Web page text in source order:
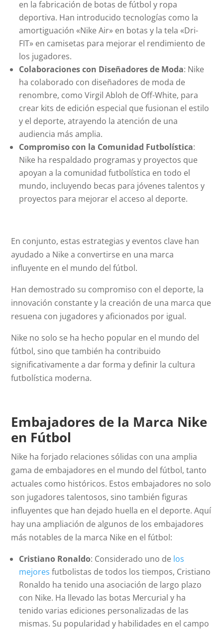
en la fabricación de botas de fútbol y ropa
deportiva. Han introducido tecnologías como la
amortiguación «Nike Air» en botas y la tela «Dri-
FIT» en camisetas para mejorar el rendimiento de
los jugadores.
Colaboraciones con Diseñadores de Moda: Nike
ha colaborado con diseñadores de moda de
renombre, como Virgil Abloh de Off-White, para
crear kits de edición especial que fusionan el estilo
y el deporte, atrayendo la atención de una
audiencia más amplia.
Compromiso con la Comunidad Futbolística:
Nike ha respaldado programas y proyectos que
apoyan a la comunidad futbolística en todo el
mundo, incluyendo becas para jóvenes talentos y
proyectos para mejorar el acceso al deporte.
En conjunto, estas estrategias y eventos clave han
ayudado a Nike a convertirse en una marca
influyente en el mundo del fútbol.
Han demostrado su compromiso con el deporte, la
innovación constante y la creación de una marca que
resuena con jugadores y aficionados por igual.
Nike no solo se ha hecho popular en el mundo del
fútbol, sino que también ha contribuido
significativamente a dar forma y definir la cultura
futbolística moderna.
Embajadores de la Marca Nike
en Fútbol
Nike ha forjado relaciones sólidas con una amplia
gama de embajadores en el mundo del fútbol, tanto
actuales como históricos. Estos embajadores no solo
son jugadores talentosos, sino también figuras
influyentes que han dejado huella en el deporte. Aquí
hay una ampliación de algunos de los embajadores
más notables de la marca Nike en el fútbol:
Cristiano Ronaldo: Considerado uno de los
mejores futbolistas de todos los tiempos, Cristiano
Ronaldo ha tenido una asociación de largo plazo
con Nike. Ha llevado las botas Mercurial y ha
tenido varias ediciones personalizadas de las
mismas. Su popularidad y habilidades en el campo